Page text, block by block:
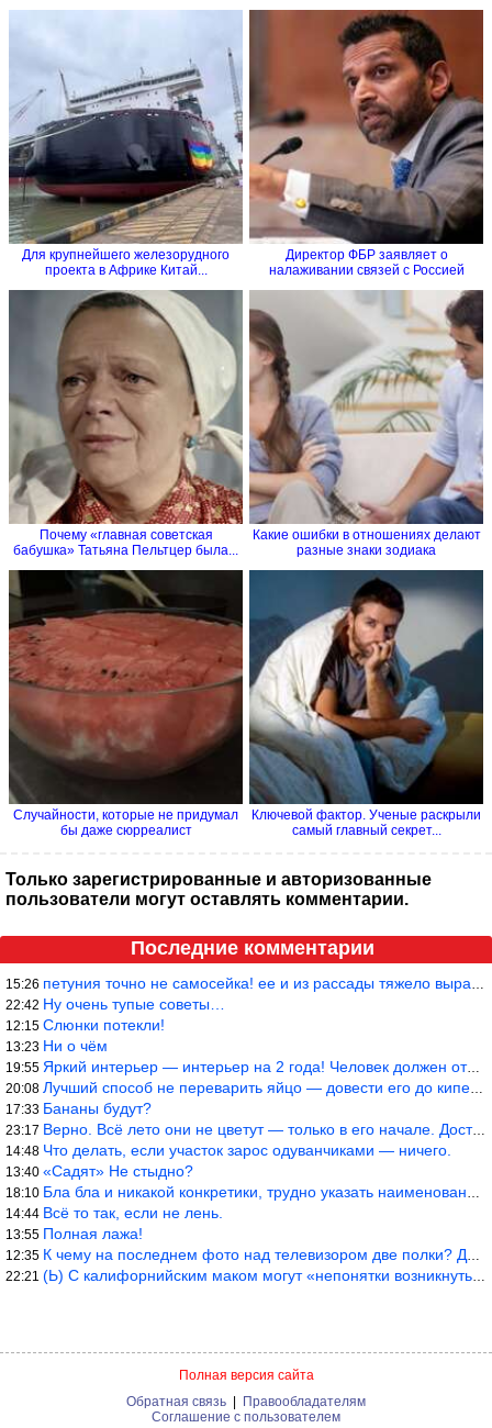
Для крупнейшего железорудного
проекта в Африке Китай...
Директор ФБР заявляет о
налаживании связей с Россией
Почему «главная советская
бабушка» Татьяна Пельтцер была...
Какие ошибки в отношениях делают
разные знаки зодиака
Случайности, которые не придумал
бы даже сюрреалист
Ключевой фактор. Ученые раскрыли
самый главный секрет...
Только зарегистрированные и авторизованные
пользователи могут оставлять комментарии.
Последние комментарии
15:26 петуния точно не самосейка! ее и из рассады тяжело вырастить!
22:42 Ну очень тупые советы…
12:15 Слюнки потекли!
13:23 Ни о чём
19:55 Яркий интерьер — интерьер на 2 года! Человек должен отдыхать в с
20:08 Лучший способ не переварить яйцо — довести его до кипения и выкл
17:33 Бананы будут?
23:17 Верно. Всё лето они не цветут — только в его начале. Достаточно
14:48 Что делать, если участок зарос одуванчиками — ничего.
13:40 «Садят» Не стыдно?
18:10 Бла бла и никакой конкретики, трудно указать наименование рекоме
14:44 Всё то так, если не лень.
13:55 Полная лажа!
12:35 К чему на последнем фото над телевизором две полки? Делают интер
22:21 (Ь) С калифорнийским маком могут «непонятки возникнуть» от РСКН…
Полная версия сайта
Обратная связь
Правообладателям
Соглашение с пользователем